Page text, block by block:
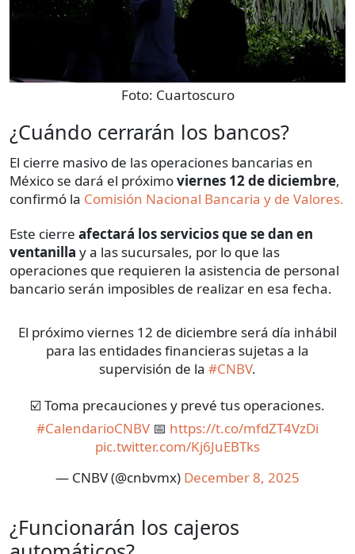
Foto: Cuartoscuro
¿Cuándo cerrarán los bancos?
El cierre masivo de las operaciones bancarias en
México se dará el próximoviernes 12 de diciembre,
confirmó la Comisión Nacional Bancaria y de Valores.
Este cierre afectará los servicios que se dan en
ventanilla y a las sucursales, por lo que las
operaciones que requieren la asistencia de personal
bancario serán imposibles de realizar en esa fecha.
El próximo viernes 12 de diciembre será día inhábil
para las entidades financieras sujetas a la
supervisión de la #CNBV.
☑️ Toma precauciones y prevé tus operaciones.
#CalendarioCNBV 📅 https://t.co/mfdZT4VzDi
pic.twitter.com/Kj6JuEBTks
— CNBV (@cnbvmx) December 8, 2025
¿Funcionarán los cajeros